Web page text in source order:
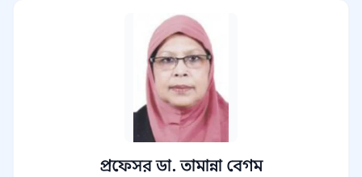
প্রফেসর ডা. তামান্না বেগম